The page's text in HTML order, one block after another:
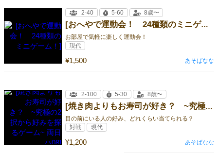
[おへやで運動会！ 24種類のミニゲーム！]
お部屋で気軽に楽しく運動会！
¥1,500
2-40 5-60 8歳〜
現代
あそばなな
[焼き肉よりもお寿司が好き？ ~究極の2択から好みを探るゲーム~ 両日ハ08]
目の前にいる人の好み、どれくらい当てられる？
¥1,200
2-100 5-30 8歳〜
対戦 現代
あそばなな